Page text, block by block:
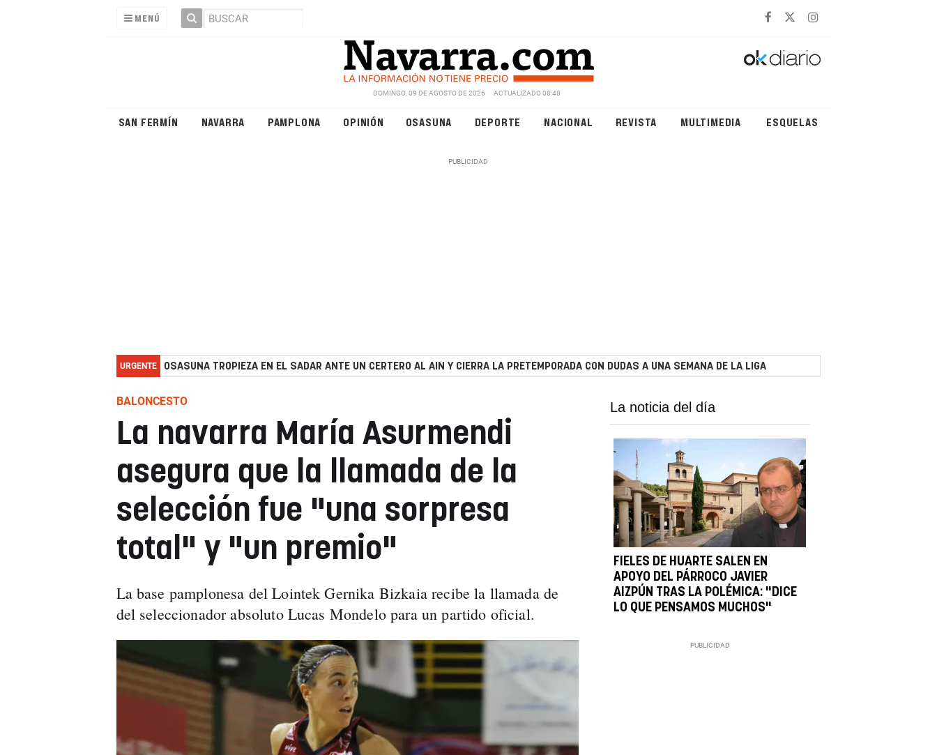
MENÚ
DOMINGO, 09 DE AGOSTO DE 2026 ACTUALIZADO 08:48
SAN FERMÍN NAVARRA PAMPLONA OPINIÓN OSASUNA DEPORTE NACIONAL REVISTA MULTIMEDIA ESQUELAS
URGENTE OSASUNA TROPIEZA EN EL SADAR ANTE UN CERTERO AL AIN Y CIERRA LA PRETEMPORADA CON DUDAS A UNA SEMANA DE LA LIGA
BALONCESTO
La navarra María Asurmendi
asegura que la llamada de la
selección fue "una sorpresa
total" y "un premio"
La base pamplonesa del Lointek Gernika Bizkaia recibe la llamada de
del seleccionador absoluto Lucas Mondelo para un partido oficial.
La noticia del día
FIELES DE HUARTE SALEN EN
APOYO DEL PÁRROCO JAVIER
AIZPÚN TRAS LA POLÉMICA: "DICE
LO QUE PENSAMOS MUCHOS"